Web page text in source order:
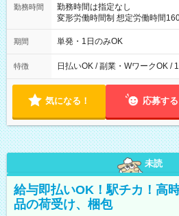
勤務時間
勤務時間は指定なし
変形労働時間制 想定労働時間160時間/月 【シフト
00～20：00
期間 単発・1日のみOK
特徴 日払いOK / 副業・WワークOK /
気になる！ 応募する
未読
給与即払いOK！駅チカ！高
品の荷受け、梱包